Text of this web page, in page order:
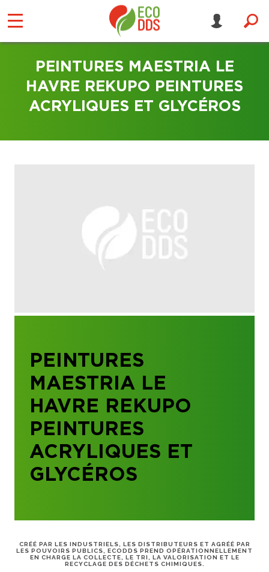
PEINTURES MAESTRIA LE
HAVRE REKUPO PEINTURES
ACRYLIQUES ET GLYCÉROS
PEINTURES
MAESTRIA LE
HAVRE REKUPO
PEINTURES
ACRYLIQUES ET
GLYCÉROS
CRÉÉ PAR LES INDUSTRIELS, LES DISTRIBUTEURS ET AGRÉÉ PAR
LES POUVOIRS PUBLICS, ECODDS PREND OPÉRATIONNELLEMENT
EN CHARGE LA COLLECTE, LE TRI, LA VALORISATION ET LE
RECYCLAGE DES DÉCHETS CHIMIQUES.